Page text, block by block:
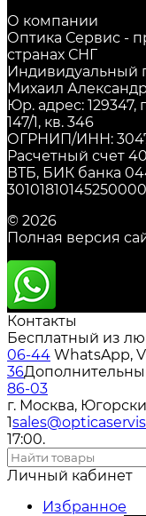
О компании
Оптика Сервис -
странах СНГ
Индивидуальный
Михаил
Юр. адрес: 129347,
147/1, кв. 346
ОГРНИП/ИНН:
Расчетный счет
ВТБ, БИК банка
© 2026
Полная версия
Контакты
Бесплатный из
06-44 WhatsApp,
36
86-03
г. Москва,
1
17:00.
Личный кабинет
Избранное